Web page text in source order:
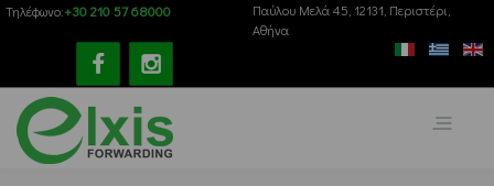
Τηλέφωνο:+30 210 57 68000
Παύλου Mελά 45, 12131, Περιστέρι,
Αθήνα